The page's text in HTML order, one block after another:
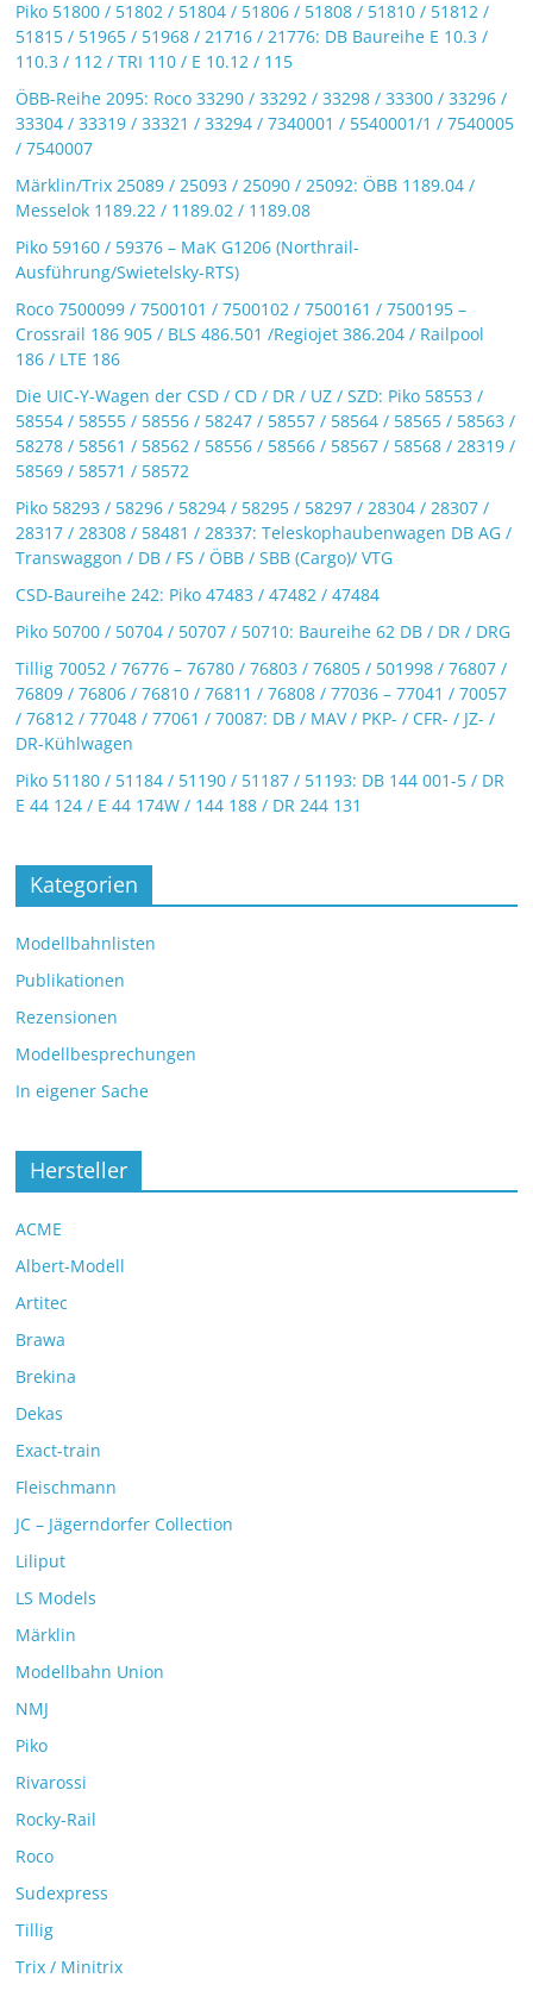
Piko 51800 / 51802 / 51804 / 51806 / 51808 / 51810 / 51812 /
51815 / 51965 / 51968 / 21716 / 21776: DB Baureihe E 10.3 /
110.3 / 112 / TRI 110 / E 10.12 / 115
ÖBB-Reihe 2095: Roco 33290 / 33292 / 33298 / 33300 / 33296 /
33304 / 33319 / 33321 / 33294 / 7340001 / 5540001/1 / 7540005
/ 7540007
Märklin/Trix 25089 / 25093 / 25090 / 25092: ÖBB 1189.04 /
Messelok 1189.22 / 1189.02 / 1189.08
Piko 59160 / 59376 – MaK G1206 (Northrail-
Ausführung/Swietelsky-RTS)
Roco 7500099 / 7500101 / 7500102 / 7500161 / 7500195 –
Crossrail 186 905 / BLS 486.501 /Regiojet 386.204 / Railpool
186 / LTE 186
Die UIC-Y-Wagen der CSD / CD / DR / UZ / SZD: Piko 58553 /
58554 / 58555 / 58556 / 58247 / 58557 / 58564 / 58565 / 58563 /
58278 / 58561 / 58562 / 58556 / 58566 / 58567 / 58568 / 28319 /
58569 / 58571 / 58572
Piko 58293 / 58296 / 58294 / 58295 / 58297 / 28304 / 28307 /
28317 / 28308 / 58481 / 28337: Teleskophaubenwagen DB AG /
Transwaggon / DB / FS / ÖBB / SBB (Cargo)/ VTG
CSD-Baureihe 242: Piko 47483 / 47482 / 47484
Piko 50700 / 50704 / 50707 / 50710: Baureihe 62 DB / DR / DRG
Tillig 70052 / 76776 – 76780 / 76803 / 76805 / 501998 / 76807 /
76809 / 76806 / 76810 / 76811 / 76808 / 77036 – 77041 / 70057
/ 76812 / 77048 / 77061 / 70087: DB / MAV / PKP- / CFR- / JZ- /
DR-Kühlwagen
Piko 51180 / 51184 / 51190 / 51187 / 51193: DB 144 001-5 / DR
E 44 124 / E 44 174W / 144 188 / DR 244 131
Kategorien
Modellbahnlisten
Publikationen
Rezensionen
Modellbesprechungen
In eigener Sache
Hersteller
ACME
Albert-Modell
Artitec
Brawa
Brekina
Dekas
Exact-train
Fleischmann
JC – Jägerndorfer Collection
Liliput
LS Models
Märklin
Modellbahn Union
NMJ
Piko
Rivarossi
Rocky-Rail
Roco
Sudexpress
Tillig
Trix / Minitrix